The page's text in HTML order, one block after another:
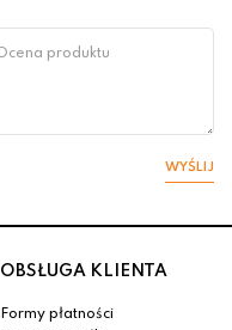
WYŚLIJ
OBSŁUGA KLIENTA
Formy płatności